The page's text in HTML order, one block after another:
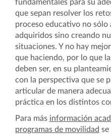
fundamentales para su
que sepan resolver los
proceso educativo no
adquiridos sino creando
situaciones. Y no hay
que haciendo, por lo que
deben ser, en su
con la perspectiva que se
articular de manera
práctica en los distintos
Para más información
programas de movilidad se